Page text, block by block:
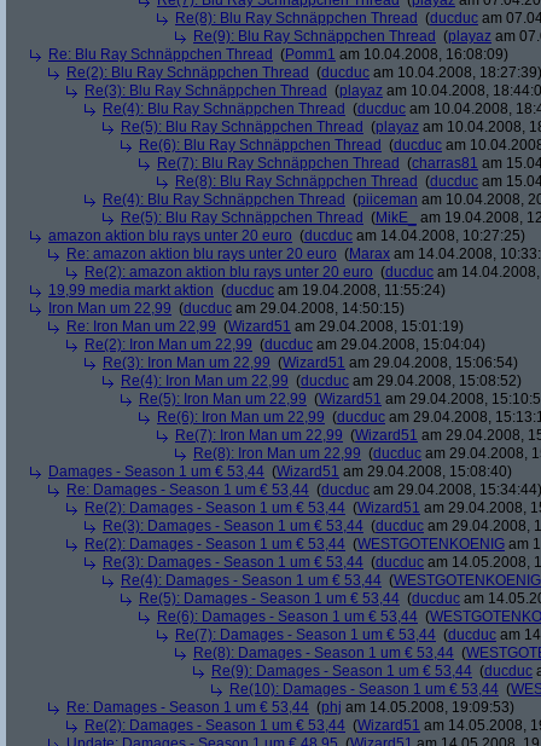
Re(8): Blu Ray Schnäppchen Thread (ducduc am
Re(9): Blu Ray Schnäppchen Thread (playaz am
Re: Blu Ray Schnäppchen Thread (Pomm1 am 10.04.2008, 16:08:09)
Re(2): Blu Ray Schnäppchen Thread (ducduc am 10.04.2008, 18:27:39)
Re(3): Blu Ray Schnäppchen Thread (playaz am 10.04.2008,
Re(4): Blu Ray Schnäppchen Thread (ducduc am 10.04.2008,
Re(5): Blu Ray Schnäppchen Thread (playaz am 10.04.2008,
Re(6): Blu Ray Schnäppchen Thread (ducduc am
Re(7): Blu Ray Schnäppchen Thread (charras81 am
Re(8): Blu Ray Schnäppchen Thread (ducduc am
Re(4): Blu Ray Schnäppchen Thread (piiceman am 10.04.2008,
Re(5): Blu Ray Schnäppchen Thread (MikE_
am 19.04.2008,
amazon aktion blu rays unter 20 euro (ducduc am 14.04.2008, 10:27:25)
Re: amazon aktion blu rays unter 20 euro (Marax am 14.04.2008,
Re(2): amazon aktion blu rays unter 20 euro (ducduc am
19,99 media markt aktion (ducduc am 19.04.2008, 11:55:24)
Iron Man um 22,99 (ducduc am 29.04.2008, 14:50:15)
Re: Iron Man um 22,99 (Wizard51 am 29.04.2008, 15:01:19)
Re(2): Iron Man um 22,99 (ducduc am 29.04.2008, 15:04:04)
Re(3): Iron Man um 22,99 (Wizard51 am 29.04.2008, 15:06:54)
Re(4): Iron Man um 22,99 (ducduc am 29.04.2008, 15:08:52)
Re(5): Iron Man um 22,99 (Wizard51 am 29.04.2008,
Re(6): Iron Man um 22,99 (ducduc am 29.04.2008,
Re(7): Iron Man um 22,99 (Wizard51 am 29.04.2008,
Re(8): Iron Man um 22,99 (ducduc am 29.04.2008,
Damages - Season 1 um € 53,44 (Wizard51 am 29.04.2008, 15:08:40)
Re: Damages - Season 1 um € 53,44 (ducduc am 29.04.2008, 15:34:44)
Re(2): Damages - Season 1 um € 53,44 (Wizard51 am 29.04.2008,
Re(3): Damages - Season 1 um € 53,44 (ducduc am 29.04.2008,
Re(2): Damages - Season 1 um € 53,44 (WESTGOTENKOENIG am
Re(3): Damages - Season 1 um € 53,44 (ducduc am 14.05.2008,
Re(4): Damages - Season 1 um € 53,44 (WESTGOTENKOENIG
Re(5): Damages - Season 1 um € 53,44 (ducduc am
Re(6): Damages - Season 1 um € 53,44 (
Re(7): Damages - Season 1 um € 53,44 (ducduc am
Re(8): Damages - Season 1 um € 53,44 (
Re(9): Damages - Season 1 um € 53,44 (ducduc
Re(10): Damages - Season 1 um € 53,44 (
Re: Damages - Season 1 um € 53,44 (phj am 14.05.2008, 19:09:53)
Re(2): Damages - Season 1 um € 53,44 (Wizard51 am 14.05.2008,